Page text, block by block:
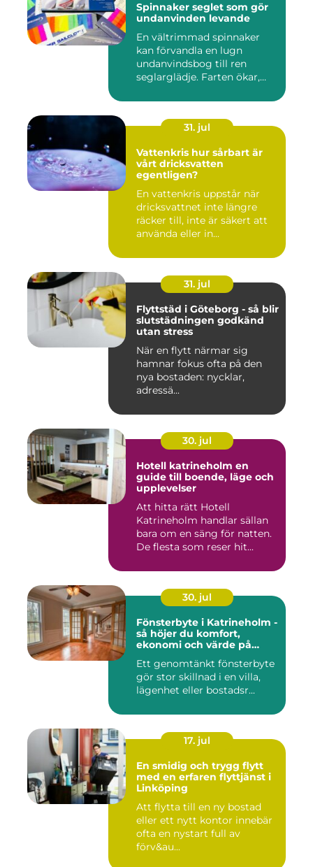
Spinnaker seglet som gör
undanvinden levande
En vältrimmad spinnaker
kan förvandla en lugn
undanvindsbog till ren
seglarglädje. Farten ökar,
31. jul
Vattenkris hur sårbart är
vårt dricksvatten
egentligen?
En vattenkris uppstår när
dricksvattnet inte längre
räcker till, inte är säkert att
använda eller in...
31. jul
Flyttstäd i Göteborg - så blir
slutstädningen godkänd
utan stress
När en flytt närmar sig
hamnar fokus ofta på den
nya bostaden: nycklar,
adressä...
30. jul
Hotell katrineholm en
guide till boende, läge och
upplevelser
Att hitta rätt Hotell
Katrineholm handlar sällan
bara om en säng för natten.
De flesta som reser hit...
30. jul
Fönsterbyte i Katrineholm -
så höjer du komfort,
ekonomi och värde på
Ett genomtänkt fönsterbyte
gör stor skillnad i en villa,
lägenhet eller bostadsr...
17. jul
En smidig och trygg flytt
med en erfaren flyttjänst i
Linköping
Att flytta till en ny bostad
eller ett nytt kontor innebär
ofta en nystart full av
förv&au...